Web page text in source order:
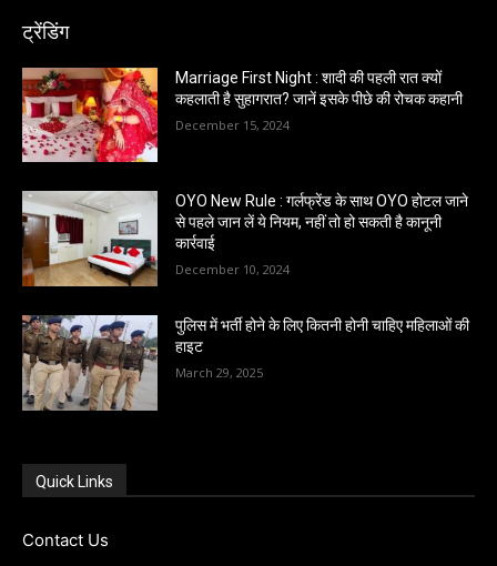
ट्रेंडिंग
Marriage First Night : शादी की पहली रात क्यों
कहलाती है सुहागरात? जानें इसके पीछे की रोचक कहानी
December 15, 2024
OYO New Rule : गर्लफ्रेंड के साथ OYO होटल जाने
से पहले जान लें ये नियम, नहीं तो हो सकती है कानूनी
कार्रवाई
December 10, 2024
पुलिस में भर्ती होने के लिए कितनी होनी चाहिए महिलाओं की
हाइट
March 29, 2025
Quick Links
Contact Us